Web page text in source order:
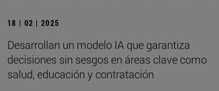
18 | 02 | 2025
Desarrollan un modelo IA que garantiza
decisiones sin sesgos en áreas clave como
salud, educación y contratación